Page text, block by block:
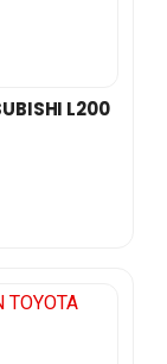
L200